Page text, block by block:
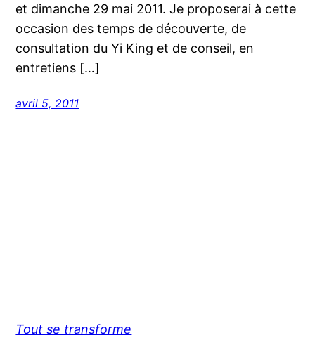
et dimanche 29 mai 2011. Je proposerai à cette
occasion des temps de découverte, de
consultation du Yi King et de conseil, en
entretiens […]
avril 5, 2011
Tout se transforme